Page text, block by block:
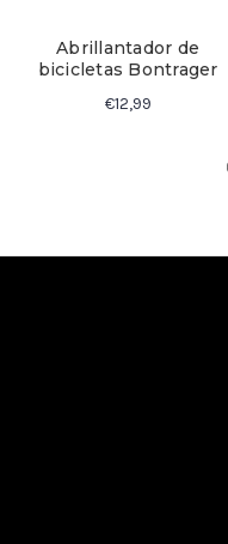
Abrillantador de
bicicletas Bontrager
€12,99